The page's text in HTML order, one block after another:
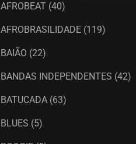
AFROBEAT (40)
AFROBRASILIDADE (119)
BAIÃO (22)
BANDAS INDEPENDENTES (42)
BATUCADA (63)
BLUES (5)